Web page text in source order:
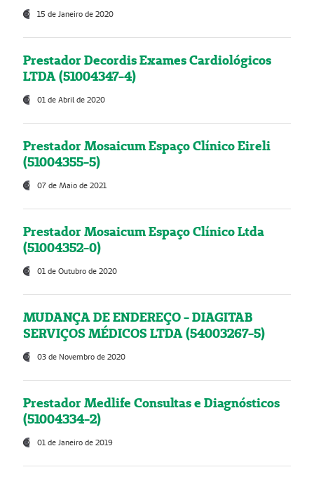
15 de Janeiro de 2020
Prestador Decordis Exames Cardiológicos
LTDA (51004347-4)
01 de Abril de 2020
Prestador Mosaicum Espaço Clínico Eireli
(51004355-5)
07 de Maio de 2021
Prestador Mosaicum Espaço Clínico Ltda
(51004352-0)
01 de Outubro de 2020
MUDANÇA DE ENDEREÇO - DIAGITAB
SERVIÇOS MÉDICOS LTDA (54003267-5)
03 de Novembro de 2020
Prestador Medlife Consultas e Diagnósticos
(51004334-2)
01 de Janeiro de 2019